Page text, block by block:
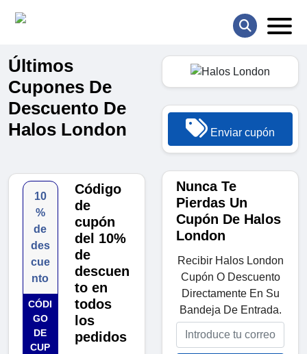
Últimos
Cupones De
Descuento De
Halos London
10
%
de
des
cue
nto
CÓDI
GO
DE
CUP
Código
de
cupón
del 10%
de
descuen
to en
todos
los
pedidos
Enviar cupón
Nunca Te
Pierdas Un
Cupón De Halos
London
Recibir Halos London
Cupón O Descuento
Directamente En Su
Bandeja De Entrada.